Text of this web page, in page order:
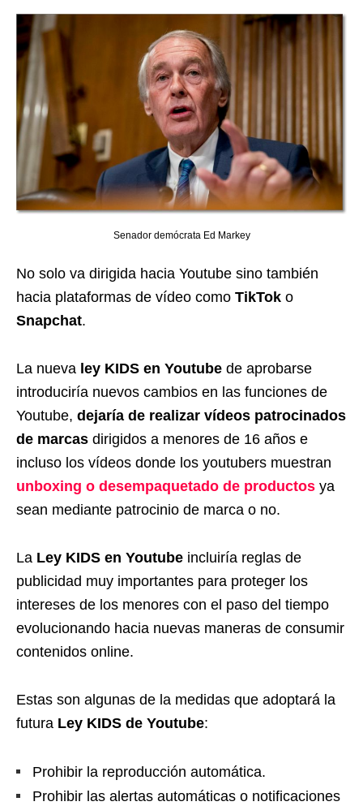
Senador demócrata Ed Markey
No solo va dirigida hacia Youtube sino también
hacia plataformas de vídeo como TikTok o
Snapchat.
La nueva ley KIDS en Youtube de aprobarse
introduciría nuevos cambios en las funciones de
Youtube, dejaría de realizar vídeos patrocinados
de marcas dirigidos a menores de 16 años e
incluso los vídeos donde los youtubers muestran
unboxing o desempaquetado de productos ya
sean mediante patrocinio de marca o no.
La Ley KIDS en Youtube incluiría reglas de
publicidad muy importantes para proteger los
intereses de los menores con el paso del tiempo
evolucionando hacia nuevas maneras de consumir
contenidos online.
Estas son algunas de la medidas que adoptará la
futura Ley KIDS de Youtube:
Prohibir la reproducción automática.
Prohibir las alertas automáticas o notificaciones